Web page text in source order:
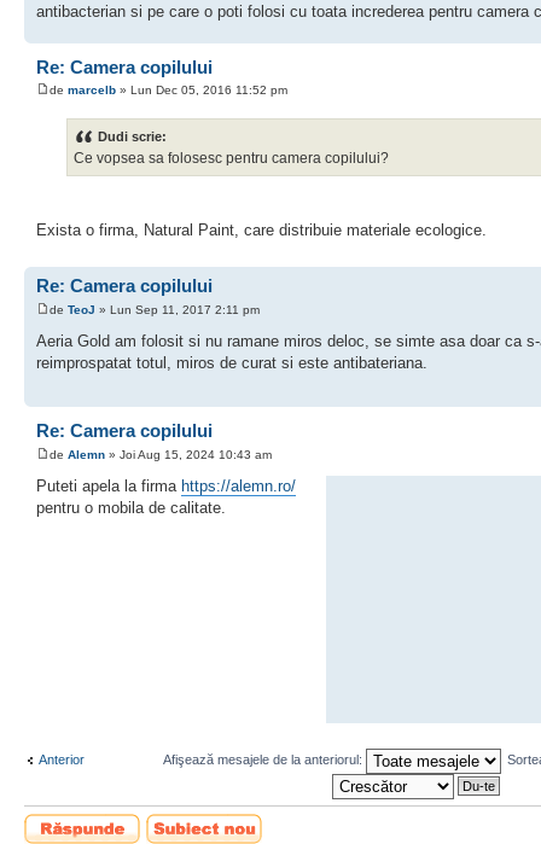
antibacterian si pe care o poti folosi cu toata increderea pentru camera
Re: Camera copilului
de marcelb » Lun Dec 05, 2016 11:52 pm
Dudi scrie:
Ce vopsea sa folosesc pentru camera copilului?
Exista o firma, Natural Paint, care distribuie materiale ecologice.
Re: Camera copilului
de TeoJ » Lun Sep 11, 2017 2:11 pm
Aeria Gold am folosit si nu ramane miros deloc, se simte asa doar ca
reimprospatat totul, miros de curat si este antibateriana.
Re: Camera copilului
de Alemn » Joi Aug 15, 2024 10:43 am
Puteti apela la firma https://alemn.ro/
pentru o mobila de calitate.
Anterior Afişează mesajele de la anteriorul:
Scrie un răspuns
Scrie un subiect
nou